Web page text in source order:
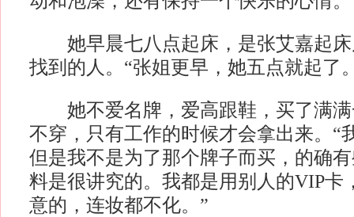
她早晨七八点起床，是张艾嘉起床
找到的人。“张姐更早，她五点就起了
她不爱名牌，爱高跟鞋，买了满满
不穿，只有工作的时候才会拿出来。“
但是我不是为了那个牌子而买，的确
料是很讲究的。我都是用别人的VIP卡
意的，连妆都不化。”